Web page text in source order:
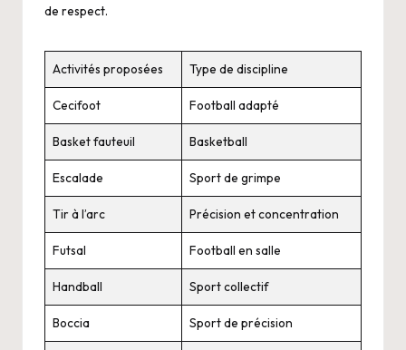
de respect.
Activités proposées Type de discipline
Cecifoot Football adapté
Basket fauteuil Basketball
Escalade Sport de grimpe
Tir à l’arc Précision et concentration
Futsal Football en salle
Handball Sport collectif
Boccia Sport de précision